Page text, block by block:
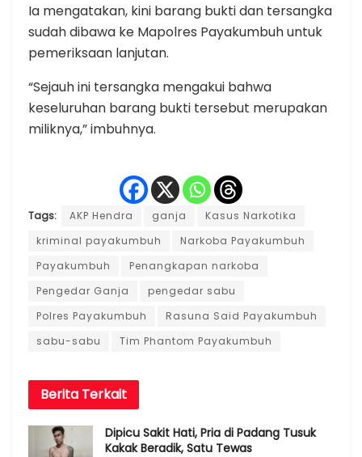
Ia mengatakan, kini barang bukti dan tersangka
sudah dibawa ke Mapolres Payakumbuh untuk
pemeriksaan lanjutan.
“Sejauh ini tersangka mengakui bahwa
keseluruhan barang bukti tersebut merupakan
miliknya,” imbuhnya.
Tags: AKP Hendra ganja
Kasus Narkotika
kriminal payakumbuh
Narkoba Payakumbuh
Payakumbuh
Penangkapan narkoba
Pengedar Ganja
pengedar sabu
Polres Payakumbuh
Rasuna Said Payakumbuh
sabu-sabu
Tim Phantom Payakumbuh
Berita Terkait
Dipicu Sakit Hati, Pria di Padang Tusuk
Kakak Beradik, Satu Tewas